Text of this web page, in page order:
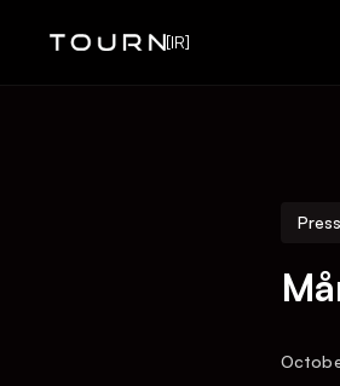
[IR]